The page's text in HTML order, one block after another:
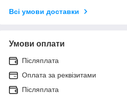
Всі умови доставки
Умови оплати
Післяплата
Оплата за реквізитами
Післяплата